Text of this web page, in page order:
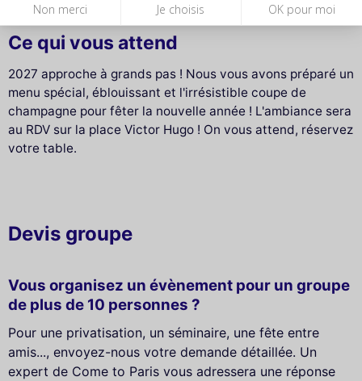
Non merci Je choisis OK pour moi
Ce qui vous attend
2027 approche à grands pas ! Nous vous avons préparé un
menu spécial, éblouissant et l'irrésistible coupe de
champagne pour fêter la nouvelle année ! L'ambiance sera
au RDV sur la place Victor Hugo ! On vous attend, réservez
votre table.
Devis groupe
Vous organisez un évènement pour un groupe
de plus de 10 personnes ?
Pour une privatisation, un séminaire, une fête entre
amis..., envoyez-nous votre demande détaillée. Un
expert de Come to Paris vous adressera une réponse